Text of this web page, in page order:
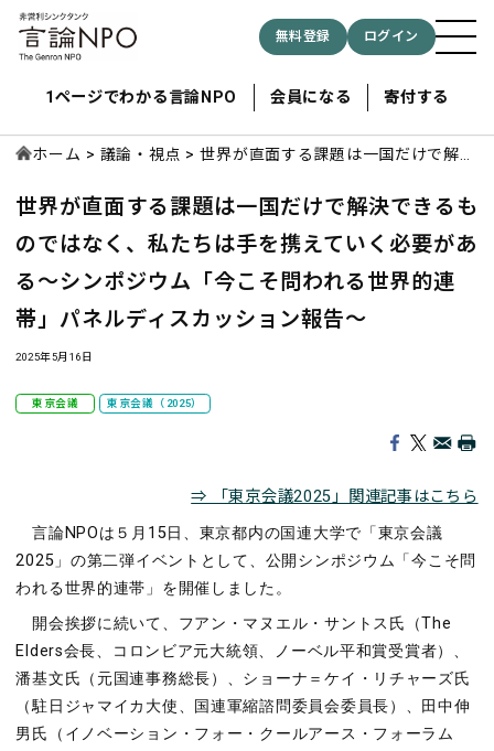
無料登録 ログイン
1ページでわかる言論NPO 会員になる 寄付する
検索
ホーム 議論・視点
世界が直面する課題は一国だけで解決
えていく必要がある～シンポジウム
「今こそ問われる世界的連帯」パネル
世界が直面する課題は一国だけで解決できるも
のではなく、私たちは手を携えていく必要があ
る～シンポジウム「今こそ問われる世界的連
帯」パネルディスカッション報告～
2025年5月16日
東京会議 東京会議（2025）
⇒ 「東京会議2025」関連記事はこちら
言論NPOは５月15日、東京都内の国連大学で「東京会議
2025」の第二弾イベントとして、公開シンポジウム「今こそ問
われる世界的連帯」を開催しました。
開会挨拶に続いて、フアン・マヌエル・サントス氏（The
Elders会長、コロンビア元大統領、ノーベル平和賞受賞者）、
潘基文氏（元国連事務総長）、ショーナ＝ケイ・リチャーズ氏
（駐日ジャマイカ大使、国連軍縮諮問委員会委員長）、田中伸
男氏（イノベーション・フォー・クールアース・フォーラム